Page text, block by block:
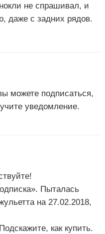
не спрашивал, и
даже с задних рядов.
можете подписаться,
уведомление.
Пыталась
на 27.02.2018,
как купить.